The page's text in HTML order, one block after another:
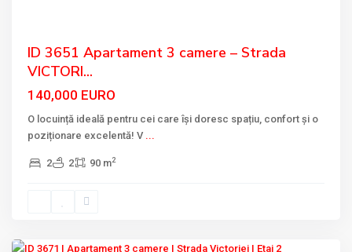
ID 3651 Apartament 3 camere – Strada
VICTORI...
140,000 EURO
O locuință ideală pentru cei care își doresc spațiu, confort și o
poziționare excelentă! V ...
2 2 90 m2
VICTORIEI